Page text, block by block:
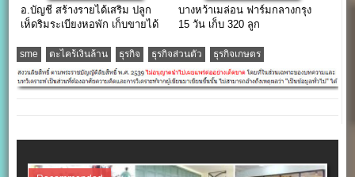
อ.บัญชี สร้างรายได้เสริม ปลูก
เห็ดริมระเบียงหอพัก เก็บขายได้
บางหว้าเมล่อน ฟาร์มกลางกรุง
15 วัน เก็บ 320 ลูก
sme ตะไคร้เงินล้าน ธุรกิจ ธุรกิจส่วนตัว ธุรกิจเกษตร